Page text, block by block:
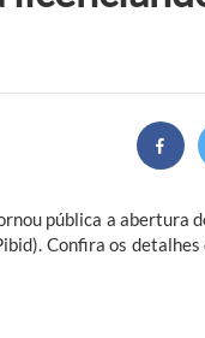
pública a abertura
Confira os detalhes